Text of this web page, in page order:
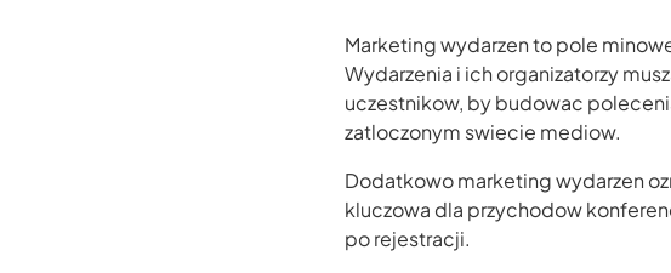
Marketing wydarzen to pole
Wydarzenia i ich organizatorzy
uczestnikow, by budowac
zatloczonym swiecie mediow.
Dodatkowo marketing wydarzen
kluczowa dla przychodow
po rejestracji.